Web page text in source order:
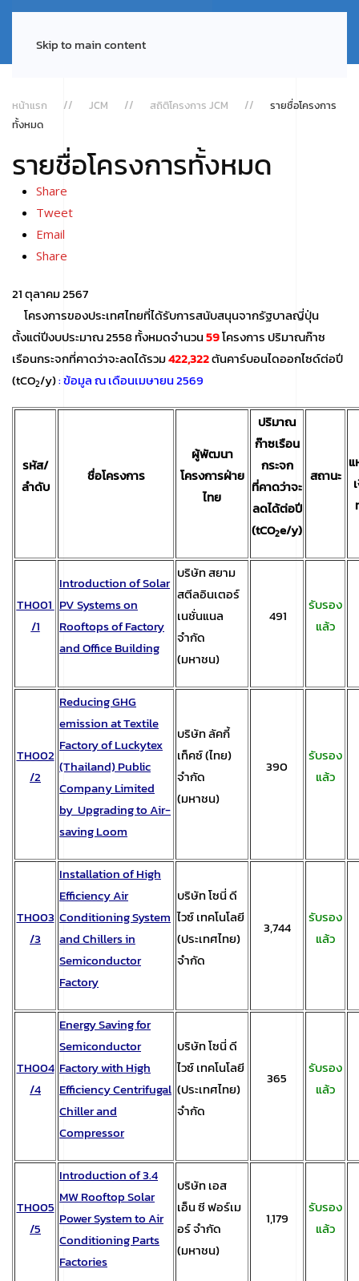
Skip to main content
หน้าแรก JCM สถิติโครงการ JCM
รายชื่อโครงการ
ทั้งหมด
รายชื่อโครงการทั้งหมด
Share
Tweet
Email
Share
21 ตุลาคม 2567
โครงการของประเทศไทยที่ได้รับการสนับสนุนจากรัฐบาลญี่ปุ่น
ตั้งแต่ปีงบประมาณ 2558 ทั้งหมดจำนวน59โครงการ ปริมาณก๊าซ
เรือนกระจกที่คาดว่าจะลดได้รวม422,322ตันคาร์บอนไดออกไซด์ต่อปี
(tCO2/y): ข้อมูล ณ เดือนเมษายน 2569
รหัส/
ลำดับ
ชื่อโครงการ
ผู้พัฒนา
โครงการฝ่าย
ไทย
ปริมาณ
ก๊าซเรือน
กระจก
ที่คาดว่าจะ
ลดได้ต่อปี
(tCO2e/y)
สถานะ
TH001
/1
Introduction of Solar
PV Systems on
Rooftops of Factory
and Office Building
บริษัท สยาม
สตีลอินเตอร์
เนชั่นแนล
จำกัด
(มหาชน)
491
รับรอง
แล้ว
TH002
/2
Reducing GHG
emission at Textile
Factory of Luckytex
(Thailand) Public
Company Limited
by Upgrading to Air-
saving Loom
บริษัท ลัคกี้
เท็คซ์ (ไทย)
จำกัด
(มหาชน)
390
รับรอง
แล้ว
TH003
/3
Installation of High
Efficiency Air
Conditioning System
and Chillers in
Semiconductor
Factory
บริษัท โซนี่ ดี
ไวซ์ เทคโนโลยี
(ประเทศไทย)
จำกัด
3,744
รับรอง
แล้ว
TH004
/4
Energy Saving for
Semiconductor
Factory with High
Efficiency Centrifugal
Chiller and
Compressor
บริษัท โซนี่ ดี
ไวซ์ เทคโนโลยี
(ประเทศไทย)
จำกัด
365
รับรอง
แล้ว
TH005
/5
Introduction of 3.4
MW Rooftop Solar
Power System to Air
Conditioning Parts
Factories
บริษัท เอส
เอ็น ซี ฟอร์เม
อร์ จำกัด
(มหาชน)
1,179
รับรอง
แล้ว